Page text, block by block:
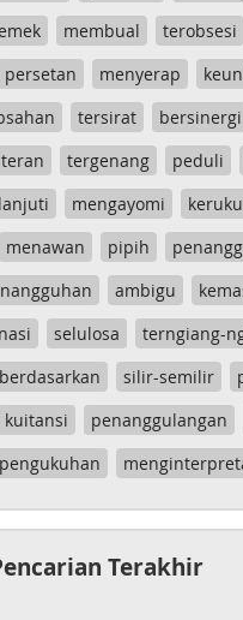
membual terobsesi
persetan menyerap
tersirat bersinergi
tergenang peduli
mengayomi
menawan pipih
ambigu
selulosa
terngiang-
berdasarkan silir-semilir
kuitansi penanggulangan
pengukuhan
Terakhir